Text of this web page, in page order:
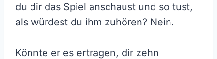
du dir das Spiel anschaust und so tust,
als würdest du ihm zuhören? Nein.
Könnte er es ertragen, dir zehn